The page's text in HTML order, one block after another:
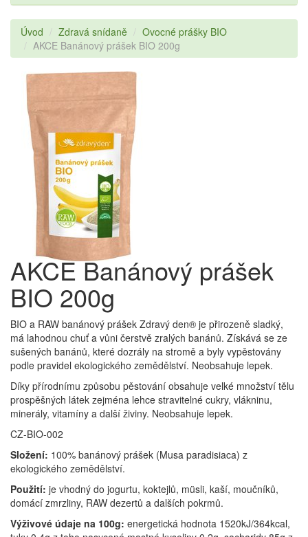
Úvod Zdravá snídaně
Ovocné prášky BIO
AKCE Banánový prášek BIO 200g
AKCE Banánový prášek
BIO 200g
BIO a RAW banánový prášek Zdravý den® je přirozeně sladký,
má lahodnou chuť a vůni čerstvě zralých banánů. Získává se ze
sušených banánů, které dozrály na stromě a byly vypěstovány
podle pravidel ekologického zemědělství. Neobsahuje lepek.
Díky přírodnímu způsobu pěstování obsahuje velké množství tělu
prospěšných látek zejména lehce stravitelné cukry, vlákninu,
minerály, vitamíny a další živiny. Neobsahuje lepek.
CZ-BIO-002
Složení: 100% banánový prášek (Musa paradisiaca) z
ekologického zemědělství.
Použití: je vhodný do jogurtu, koktejlů, müsli, kaší, moučníků,
domácí zmrzliny, RAW dezertů a dalších pokrmů.
Výživové údaje na 100g: energetická hodnota 1520kJ/364kcal,